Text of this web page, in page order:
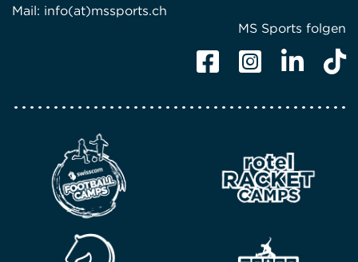
Mail: info(at)mssports.ch
MS Sports folgen